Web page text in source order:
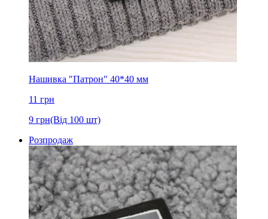
Нашивка "Патрон" 40*40 мм
11 грн
9 грн(Від 100 шт)
Розпродаж